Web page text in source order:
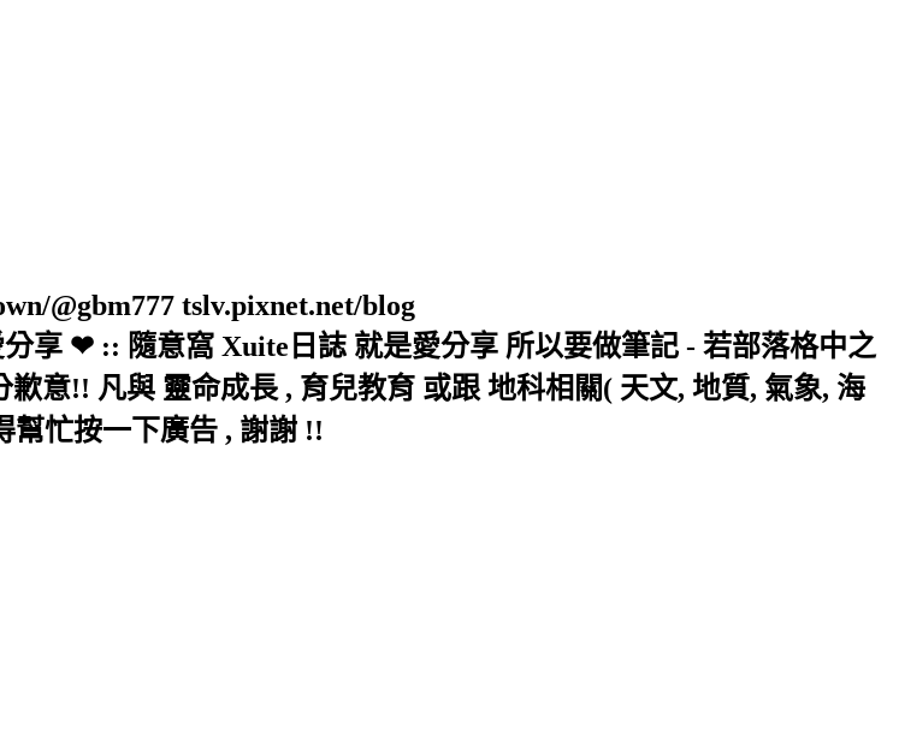
@gbm777 tslv.pixnet.net/blog
享 ❤ :: 隨意窩 Xuite日誌 就是愛分享 所以要做筆記 - 若部落格中之
意!! 凡與 靈命成長 , 育兒教育 或跟 地科相關( 天文, 地質, 氣象, 海
幫忙按一下廣告 , 謝謝 !!